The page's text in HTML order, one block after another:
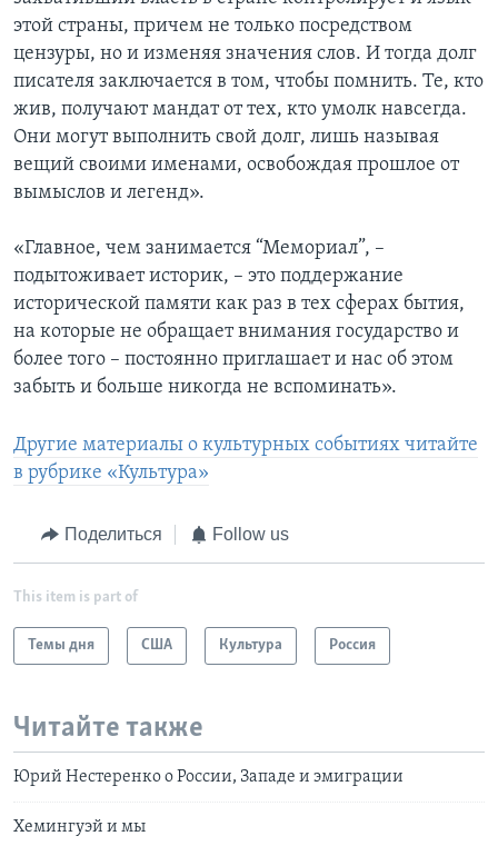
этой страны, причем не только посредством
цензуры, но и изменяя значения слов. И тогда долг
писателя заключается в том, чтобы помнить. Те, кто
жив, получают мандат от тех, кто умолк навсегда.
Они могут выполнить свой долг, лишь называя
вещий своими именами, освобождая прошлое от
вымыслов и легенд».
«Главное, чем занимается “Мемориал”, –
подытоживает историк, – это поддержание
исторической памяти как раз в тех сферах бытия,
на которые не обращает внимания государство и
более того – постоянно приглашает и нас об этом
забыть и больше никогда не вспоминать».
Другие материалы о культурных событиях читайте
в рубрике «Культура»
Поделиться Follow us
This item is part of
Темы дня США Культура Россия
Читайте также
Юрий Нестеренко о России, Западе и эмиграции
Хемингуэй и мы